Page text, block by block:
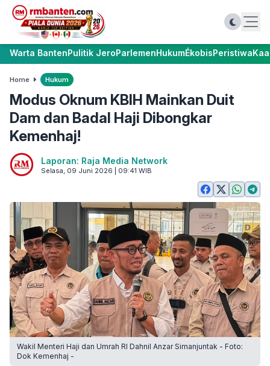
Warta BantenPulitik JeroParlemenHukumÉkobisPeristiwa
Home Hukum
Modus Oknum KBIH Mainkan Duit
Dam dan Badal Haji Dibongkar
Kemenhaj!
Laporan: Raja Media Network
Selasa, 09 Juni 2026 | 09:41 WIB
Wakil Menteri Haji dan Umrah RI Dahnil Anzar Simanjuntak - Foto:
Dok Kemenhaj -